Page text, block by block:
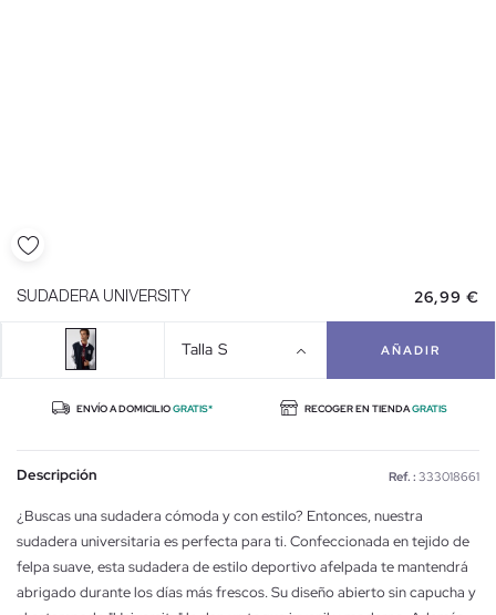
SUDADERA UNIVERSITY 26,99 €
Talla S AÑADIR
ENVÍO A DOMICILIOGRATIS* RECOGER EN TIENDAGRATIS
Descripción Ref. : 333018661
¿Buscas una sudadera cómoda y con estilo? Entonces, nuestra
sudadera universitaria es perfecta para ti. Confeccionada en tejido de
felpa suave, esta sudadera de estilo deportivo afelpada te mantendrá
abrigado durante los días más frescos. Su diseño abierto sin capucha y